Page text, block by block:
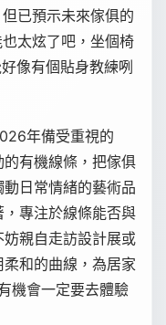
已預示未來傢俱的
太炫了吧，坐個椅
像有個貼身教練咧
年備受重視的
的有機線條，把傢俱
日常情緒的藝術品
專注於線條能否與
親自走訪設計展或
和的曲線，為居家
機會一定要去體驗